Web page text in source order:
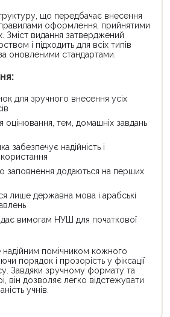
що передбачає внесення
правилами оформлення, прийнятими
Зміст видання затверджений
і підходить для всіх типів
оновленими стандартами.
для зручного внесення усіх
оцінювання, тем, домашніх завдань
забезпечує надійність і
заповнення додаються на перших
лише державна мова і арабські
вимогам НУШ для початкової
помічником кожного
порядок і прозорість у фіксації
Завдяки зручному формату та
він дозволяє легко відстежувати
учнів.